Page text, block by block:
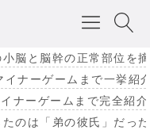
脳と脳幹の正常部位を
ナーゲームまで一挙紹
ナーゲームまで完全紹
たのは「弟の彼氏」だっ